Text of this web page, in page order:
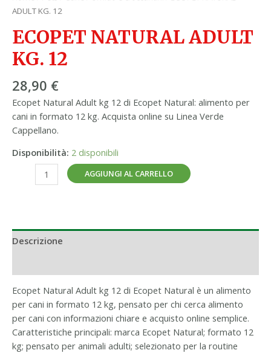
ADULT KG. 12
ECOPET NATURAL ADULT
KG. 12
28,90 €
Ecopet Natural Adult kg 12 di Ecopet Natural: alimento per
cani in formato 12 kg. Acquista online su Linea Verde
Cappellano.
Disponibilità: 2 disponibili
AGGIUNGI AL CARRELLO
Descrizione
Ecopet Natural Adult kg 12 di Ecopet Natural è un alimento
per cani in formato 12 kg, pensato per chi cerca alimento
per cani con informazioni chiare e acquisto online semplice.
Caratteristiche principali: marca Ecopet Natural; formato 12
kg; pensato per animali adulti; selezionato per la routine